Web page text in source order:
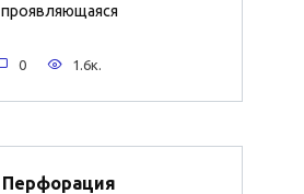
проявляющаяся
0 1.6к.
Перфорация